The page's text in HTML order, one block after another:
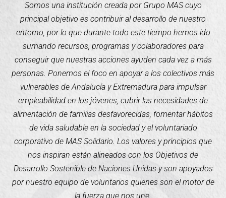
Somos una institución creada por Grupo MAS cuyo
principal objetivo es contribuir al desarrollo de nuestro
entorno, por lo que durante todo este tiempo hemos ido
sumando recursos, programas y colaboradores para
conseguir que nuestras acciones ayuden cada vez a más
personas. Ponemos el foco en apoyar a los colectivos más
vulnerables de Andalucía y Extremadura para impulsar
empleabilidad en los jóvenes, cubrir las necesidades de
alimentación de familias desfavorecidas, fomentar hábitos
de vida saludable en la sociedad y el voluntariado
corporativo de MAS Solidario. Los valores y principios que
nos inspiran están alineados con los Objetivos de
Desarrollo Sostenible de Naciones Unidas y son apoyados
por nuestro equipo de voluntarios quienes son el motor de
la fuerza que nos une.